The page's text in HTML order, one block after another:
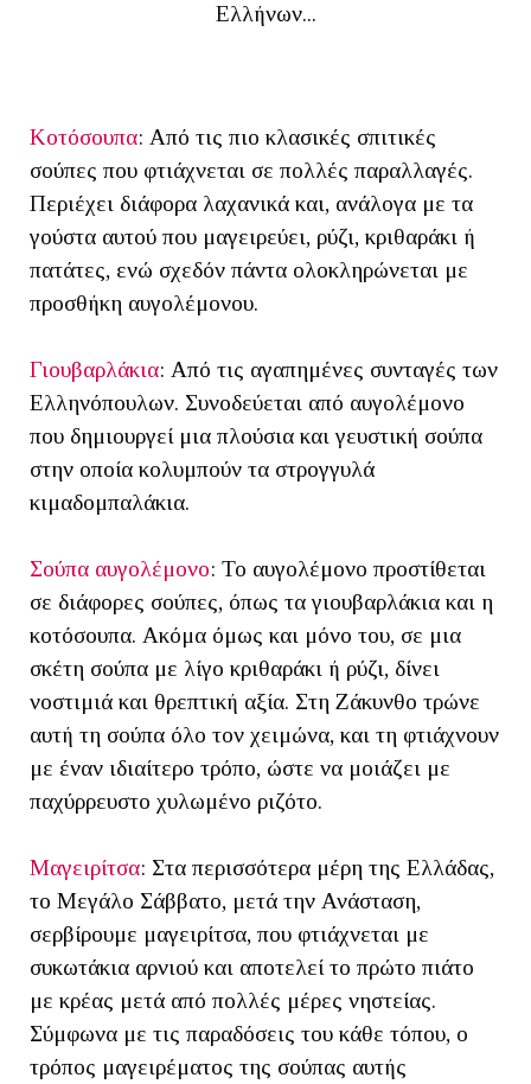
Ελλήνων...
Κοτόσουπα: Από τις πιο κλασικές σπιτικές
σούπες που φτιάχνεται σε πολλές παραλλαγές.
Περιέχει διάφορα λαχανικά και, ανάλογα με τα
γούστα αυτού που μαγειρεύει, ρύζι, κριθαράκι ή
πατάτες, ενώ σχεδόν πάντα ολοκληρώνεται με
προσθήκη αυγολέμονου.
Γιουβαρλάκια: Από τις αγαπημένες συνταγές των
Ελληνόπουλων. Συνοδεύεται από αυγολέμονο
που δημιουργεί μια πλούσια και γευστική σούπα
στην οποία κολυμπούν τα στρογγυλά
κιμαδομπαλάκια.
Σούπα αυγολέμονο: Το αυγολέμονο προστίθεται
σε διάφορες σούπες, όπως τα γιουβαρλάκια και η
κοτόσουπα. Ακόμα όμως και μόνο του, σε μια
σκέτη σούπα με λίγο κριθαράκι ή ρύζι, δίνει
νοστιμιά και θρεπτική αξία. Στη Ζάκυνθο τρώνε
αυτή τη σούπα όλο τον χειμώνα, και τη φτιάχνουν
με έναν ιδιαίτερο τρόπο, ώστε να μοιάζει με
παχύρρευστο χυλωμένο ριζότο.
Μαγειρίτσα: Στα περισσότερα μέρη της Ελλάδας,
το Μεγάλο Σάββατο, μετά την Ανάσταση,
σερβίρουμε μαγειρίτσα, που φτιάχνεται με
συκωτάκια αρνιού και αποτελεί το πρώτο πιάτο
με κρέας μετά από πολλές μέρες νηστείας.
Σύμφωνα με τις παραδόσεις του κάθε τόπου, ο
τρόπος μαγειρέματος της σούπας αυτής